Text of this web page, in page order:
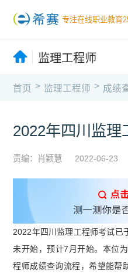
专注在线职业教育
监理工程师
首页 > 监理工程师 > 成绩
2022年四川监理
责编：肖颖慧 2022-06-23
2022年四川监理工程师考试已
未开始，预计7月开始。本位
程师成绩查询流程，希望能帮